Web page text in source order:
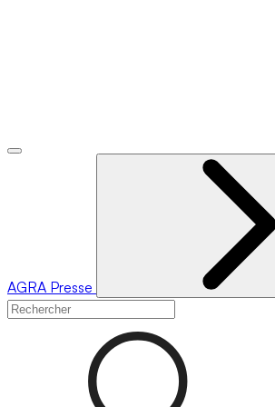
AGRA Presse